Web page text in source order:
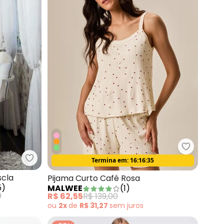
Claro
Alma Dolce - Pijama Longo Marinho e Mescla
)
Malwee -
Oferta relâmpago
Termina em: 16:16:33
Pijama Curto Café Rosa
MALWEE
(1)
R$ 62,55R$ 139,00
ou 2xde R$ 31,27 sem juros